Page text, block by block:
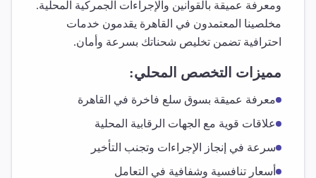
ومعرفة عميقة بالقوانين والإجراءات الجمركية المحلية.
مخلصينا المعتمدون في القاهرة يقدمون خدمات
احترافية تضمن تخليص شحناتك بسرعة وأمان.
مميزات التخصص المحلي:
معرفة عميقة بسوق سلع فاخرة في القاهرة
علاقات قوية مع الجهات الرقابية المحلية
سرعة في إنجاز الإجراءات وتجنب التأخير
أسعار تنافسية وشفافية في التعامل